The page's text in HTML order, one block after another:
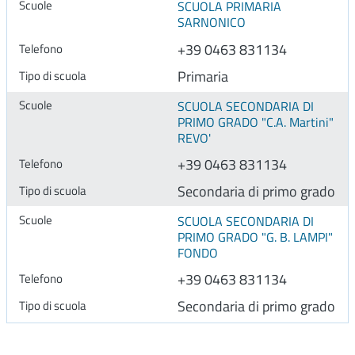
SCUOLA PRIMARIA
SARNONICO
+39 0463 831134
Primaria
SCUOLA SECONDARIA DI
PRIMO GRADO "C.A. Martini"
REVO'
+39 0463 831134
Secondaria di primo grado
SCUOLA SECONDARIA DI
PRIMO GRADO "G. B. LAMPI"
FONDO
+39 0463 831134
Secondaria di primo grado